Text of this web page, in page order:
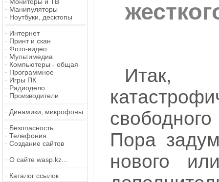
· Манипуляторы
· Ноутбуки, десктопы
· Интернет
· Принт и скан
· Фото-видео
· Мультимедиа
· Компьютеры - общая
· Программное
· Игры ПК
· Радиодело
· Производители
· Динамики, микрофоны
· Безопасность
· Телефония
· Создание сайтов
· О сайте wasp.kz...
· Каталог ссылок
Пора
нового